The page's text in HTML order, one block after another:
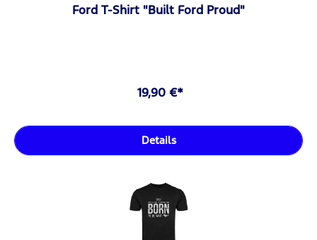
Ford T-Shirt "Built Ford Proud"
19,90 €*
Details